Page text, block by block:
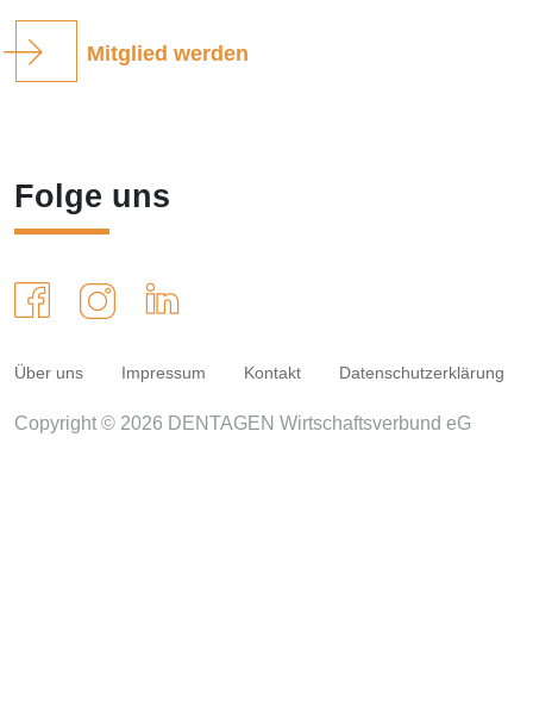
Mitglied werden
Folge uns
Über uns Impressum Kontakt Datenschutzerklärung
Copyright © 2026 DENTAGEN Wirtschaftsverbund eG